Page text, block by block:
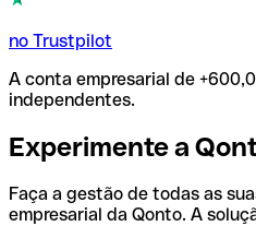
no Trustpilot
A conta empresarial de
independentes.
Experimente a
Faça a gestão de todas as
empresarial da Qonto. A